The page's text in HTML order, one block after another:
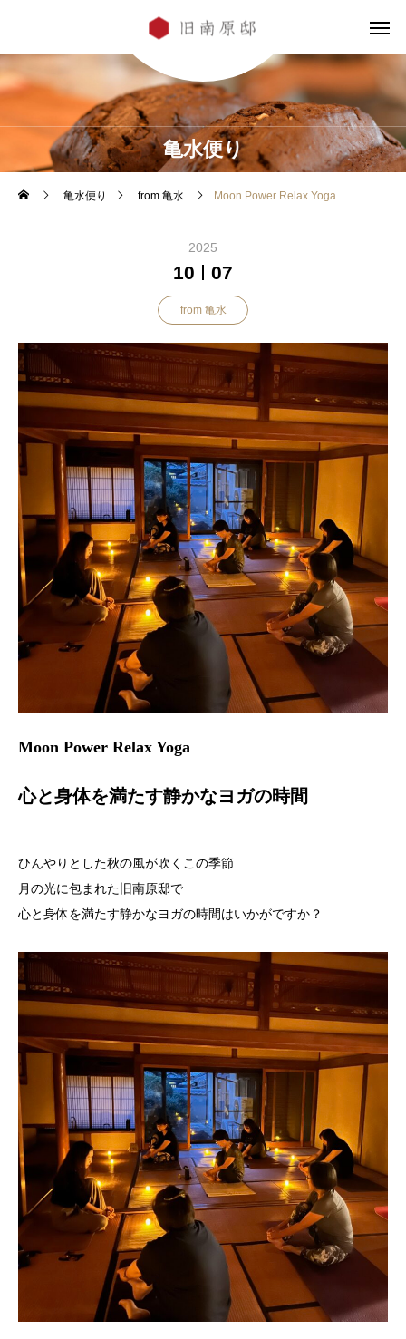
亀水便り
亀水便り from 亀水 Moon Power Relax Yoga
2025
10 07
from 亀水
Moon Power Relax Yoga
心と身体を満たす静かなヨガの時間
ひんやりとした秋の風が吹くこの季節
月の光に包まれた旧南原邸で
心と身体を満たす静かなヨガの時間はいかがですか？